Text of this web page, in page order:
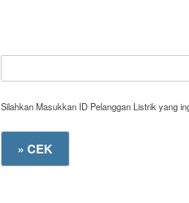
Silahkan Masukkan ID Pelanggan Listrik yang